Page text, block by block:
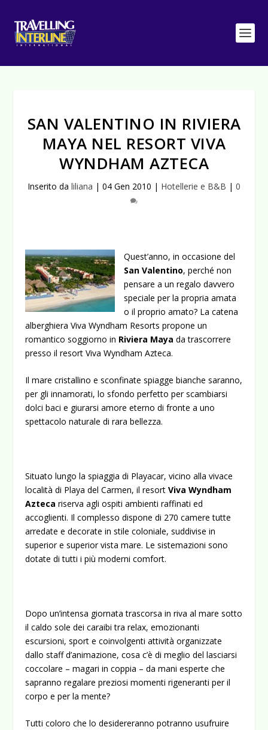
SAN VALENTINO IN RIVIERA
MAYA NEL RESORT VIVA
WYNDHAM AZTECA
Inserito da liliana | 04 Gen 2010 | Hotellerie e B&B | 0
Quest’anno, in occasione del
San Valentino, perché non
pensare a un regalo davvero
speciale per la propria amata
o il proprio amato? La catena
alberghiera Viva Wyndham Resorts propone un
romantico soggiorno in Riviera Maya da trascorrere
presso il resort Viva Wyndham Azteca.
Il mare cristallino e sconfinate spiagge bianche saranno,
per gli innamorati, lo sfondo perfetto per scambiarsi
dolci baci e giurarsi amore eterno di fronte a uno
spettacolo naturale di rara bellezza.
Situato lungo la spiaggia di Playacar, vicino alla vivace
località di Playa del Carmen, il resortViva Wyndham
Azteca riserva agli ospiti ambienti raffinati ed
accoglienti. Il complesso dispone di 270 camere tutte
arredate e decorate in stile coloniale, suddivise in
superior e superior vista mare. Le sistemazioni sono
dotate di tutti i più moderni comfort.
Dopo un’intensa giornata trascorsa in riva al mare sotto
il caldo sole dei caraibi tra relax, emozionanti
escursioni, sport e coinvolgenti attività organizzate
dallo staff d’animazione, cosa c’è di meglio del lasciarsi
coccolare – magari in coppia – da mani esperte che
sapranno regalare preziosi momenti rigeneranti per il
corpo e per la mente?
Tutti coloro che lo desidereranno potranno usufruire